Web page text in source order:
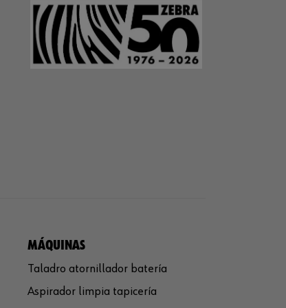
MÁQUINAS
Taladro atornillador batería
Aspirador limpia tapicería